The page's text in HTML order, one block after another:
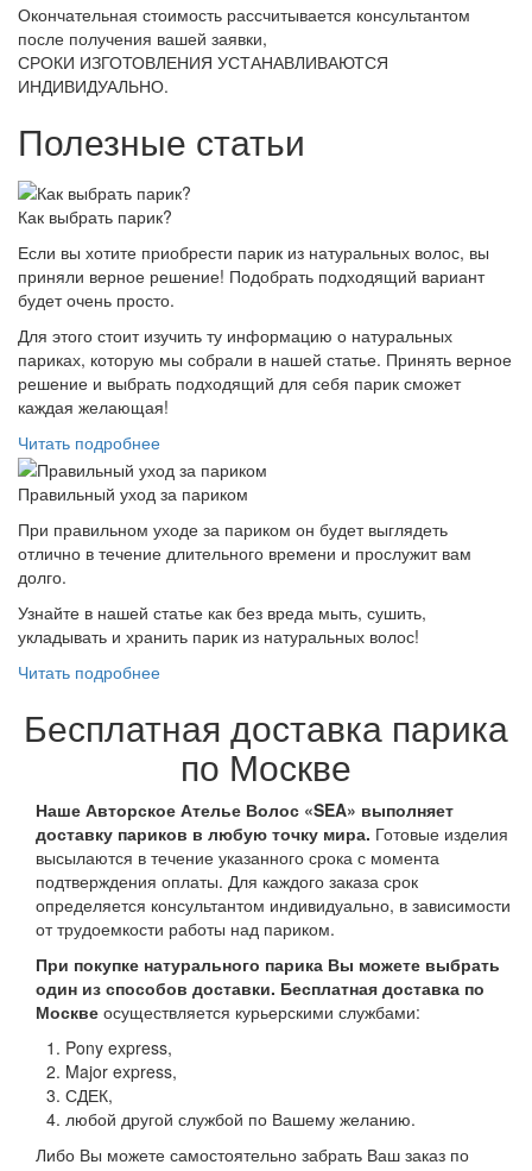
Окончательная стоимость рассчитывается консультантом
после получения вашей заявки,
СРОКИ ИЗГОТОВЛЕНИЯ УСТАНАВЛИВАЮТСЯ
ИНДИВИДУАЛЬНО.
Полезные статьи
Как выбрать парик?
Если вы хотите приобрести парик из натуральных волос, вы
приняли верное решение! Подобрать подходящий вариант
будет очень просто.
Для этого стоит изучить ту информацию о натуральных
париках, которую мы собрали в нашей статье. Принять верное
решение и выбрать подходящий для себя парик сможет
каждая желающая!
Читать подробнее
Правильный уход за париком
При правильном уходе за париком он будет выглядеть
отлично в течение длительного времени и прослужит вам
долго.
Узнайте в нашей статье как без вреда мыть, сушить,
укладывать и хранить парик из натуральных волос!
Читать подробнее
Бесплатная доставка парика
по Москве
Наше Авторское Ателье Волос «SEA» выполняет
доставку париков в любую точку мира. Готовые изделия
высылаются в течение указанного срока с момента
подтверждения оплаты. Для каждого заказа срок
определяется консультантом индивидуально, в зависимости
от трудоемкости работы над париком.
При покупке натурального парика Вы можете выбрать
один из способов доставки. Бесплатная доставка по
Москве осуществляется курьерскими службами:
Pony express,
Major express,
СДЕК,
любой другой службой по Вашему желанию.
Либо Вы можете самостоятельно забрать Ваш заказ по